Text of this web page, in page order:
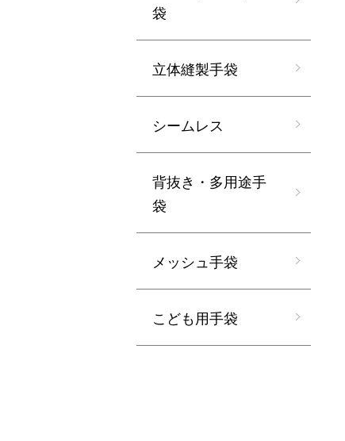
袋
立体縫製手袋
シームレス
背抜き・多用途手
袋
メッシュ手袋
こども用手袋